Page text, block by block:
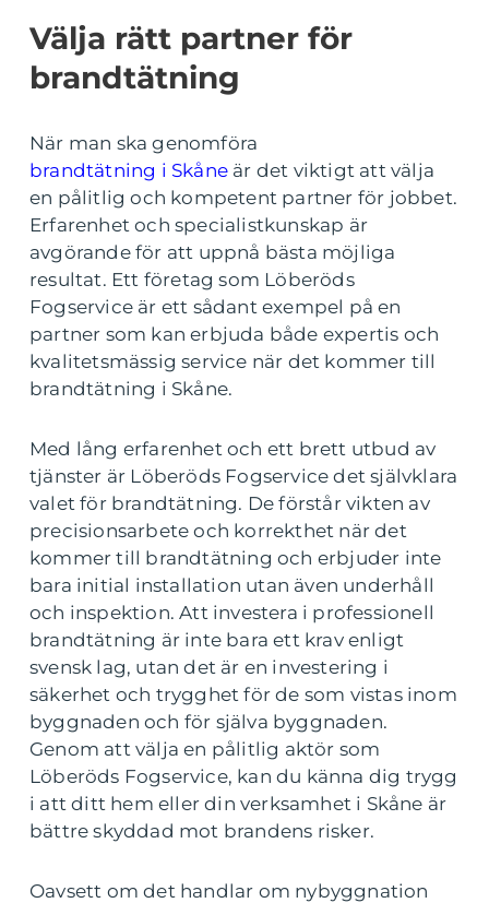
Välja rätt partner för
brandtätning
När man ska genomföra
brandtätning i Skåne är det viktigt att välja
en pålitlig och kompetent partner för jobbet.
Erfarenhet och specialistkunskap är
avgörande för att uppnå bästa möjliga
resultat. Ett företag som Löberöds
Fogservice är ett sådant exempel på en
partner som kan erbjuda både expertis och
kvalitetsmässig service när det kommer till
brandtätning i Skåne.
Med lång erfarenhet och ett brett utbud av
tjänster är Löberöds Fogservice det självklara
valet för brandtätning. De förstår vikten av
precisionsarbete och korrekthet när det
kommer till brandtätning och erbjuder inte
bara initial installation utan även underhåll
och inspektion. Att investera i professionell
brandtätning är inte bara ett krav enligt
svensk lag, utan det är en investering i
säkerhet och trygghet för de som vistas inom
byggnaden och för själva byggnaden.
Genom att välja en pålitlig aktör som
Löberöds Fogservice, kan du känna dig trygg
i att ditt hem eller din verksamhet i Skåne är
bättre skyddad mot brandens risker.
Oavsett om det handlar om nybyggnation